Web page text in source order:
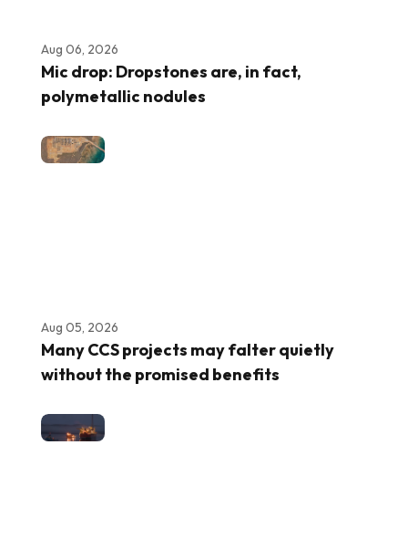
Aug 06, 2026
Mic drop: Dropstones are, in fact,
polymetallic nodules
Aug 05, 2026
Many CCS projects may falter quietly
without the promised benefits